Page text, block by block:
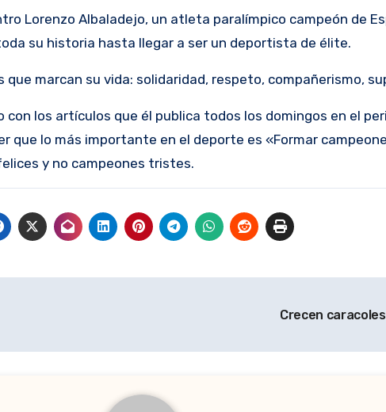
su historia hasta llegar a ser un deportista de élite.
marcan su vida: solidaridad, respeto, compañerismo,
los artículos que él publica todos los domingos en el
que lo más importante en el deporte es «Formar
y no campeones tristes.
Crecen